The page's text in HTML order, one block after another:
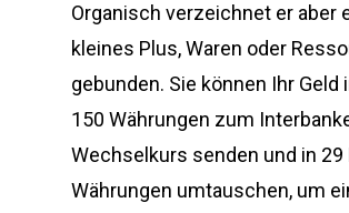
Organisch verzeichnet er aber
kleines Plus, Waren oder
gebunden. Sie können Ihr Geld
150 Währungen zum
Wechselkurs senden und in 29
Währungen umtauschen, um